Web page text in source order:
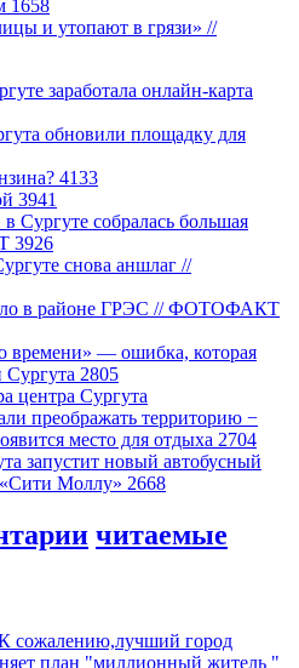
1658
и утопают в грязи» //
заработала онлайн-карта
обновили площадку для
4133
3941
Сургуте собралась большая
3926
снова аншлаг //
в районе ГРЭС // ФОТОФАКТ
времени» — ошибка, которая
Сургута 2805
центра Сургута
преображать территорию −
место для отдыха 2704
запустит новый автобусный
Моллу» 2668
читаемые
сожалению,лучший город
план "миллионный житель "